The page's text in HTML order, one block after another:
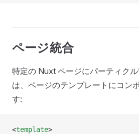
ページ統合
特定の Nuxt ページにパーティク
は、ページのテンプレートにコン
す:
<template>